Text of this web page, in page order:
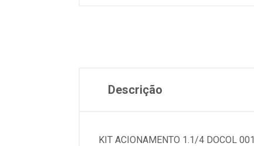
Descrição
KIT ACIONAMENTO 1.1/4 DOCOL